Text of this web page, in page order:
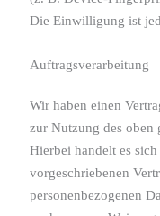
Die Einwilligung ist
Auftragsverarbeitung
Wir haben einen
zur Nutzung des oben
Hierbei handelt es
vorgeschriebenen
personenbezogenen